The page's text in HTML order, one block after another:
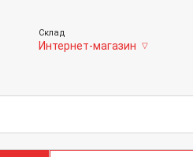
Склад
Интернет-магазин ▽